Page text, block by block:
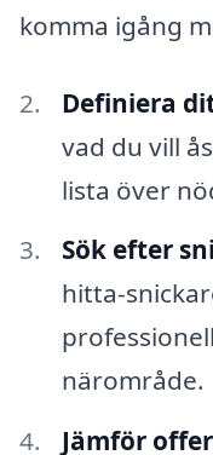
komma igång
Definiera
vad du vill
lista över
Sök efter
hitta-
närområde.
Jämför